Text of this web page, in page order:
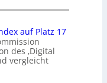
auf Platz 17
des ‚Digital
vergleicht